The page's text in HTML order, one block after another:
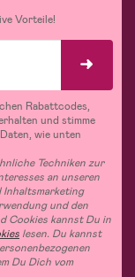
Vorteile!
Rabattcodes,
und stimme
wie unten
Techniken zur
an unseren
und den
Cookies kannst Du in
lesen. Du kannst
Du Dich vom